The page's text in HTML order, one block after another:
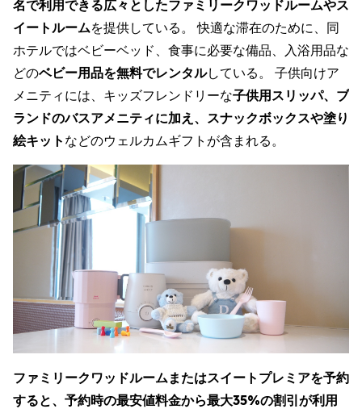
名で利用できる広々としたファミリークワッドルームやス
イートルームを提供している。 快適な滞在のために、同
ホテルではベビーベッド、食事に必要な備品、入浴用品な
どのベビー用品を無料でレンタルしている。 子供向けア
メニティには、キッズフレンドリーな子供用スリッパ、ブ
ランドのバスアメニティに加え、スナックボックスや塗り
絵キット などのウェルカムギフトが含まれる。
ファミリークワッドルームまたはスイートプレミアを予約
すると、予約時の最安値料金から最大35%の割引が利用